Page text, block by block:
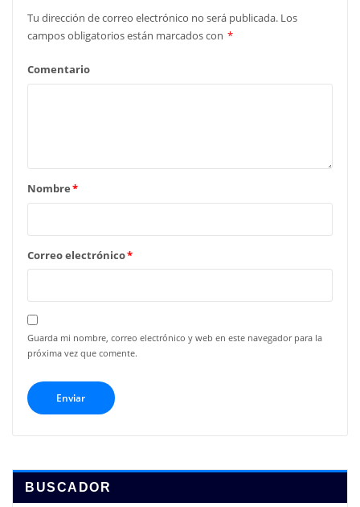
Tu dirección de correo electrónico no será publicada. Los
campos obligatorios están marcados con *
Comentario
Nombre*
Correo electrónico*
Guarda mi nombre, correo electrónico y web en este navegador para la
próxima vez que comente.
BUSCADOR